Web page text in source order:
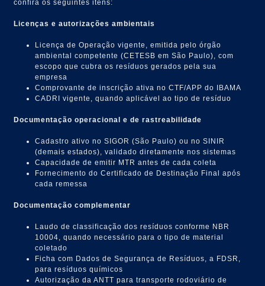
confira os seguintes itens:
Licenças e autorizações ambientais
Licença de Operação vigente, emitida pelo órgão
ambiental competente (CETESB em São Paulo), com
escopo que cubra os resíduos gerados pela sua
empresa
Comprovante de inscrição ativa no CTF/APP do IBAMA
CADRI vigente, quando aplicável ao tipo de resíduo
Documentação operacional e de rastreabilidade
Cadastro ativo no SIGOR (São Paulo) ou no SINIR
(demais estados), validado diretamente nos sistemas
Capacidade de emitir MTR antes de cada coleta
Fornecimento do Certificado de Destinação Final após
cada remessa
Documentação complementar
Laudo de classificação dos resíduos conforme NBR
10004, quando necessário para o tipo de material
coletado
Ficha com Dados de Segurança de Resíduos, a FDSR,
para resíduos químicos
Autorização da ANTT para transporte rodoviário de